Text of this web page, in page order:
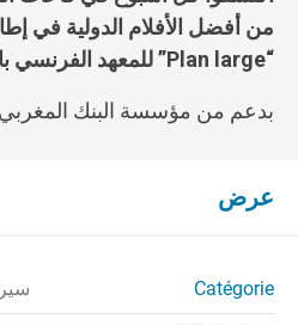
من أفضل الأفلام الدولية في
“
Plan large” للمعهد الفرنسي
بدعم من مؤسسة البنك المغربي
عرض
Catégorie